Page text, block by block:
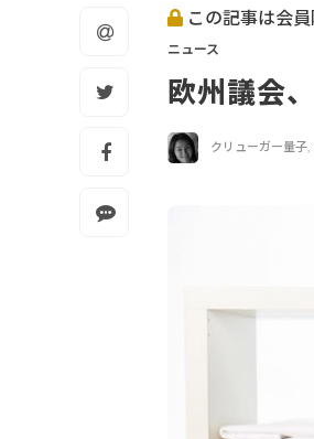
この記事は会
ニュース
欧州議会
クリューガー量子,